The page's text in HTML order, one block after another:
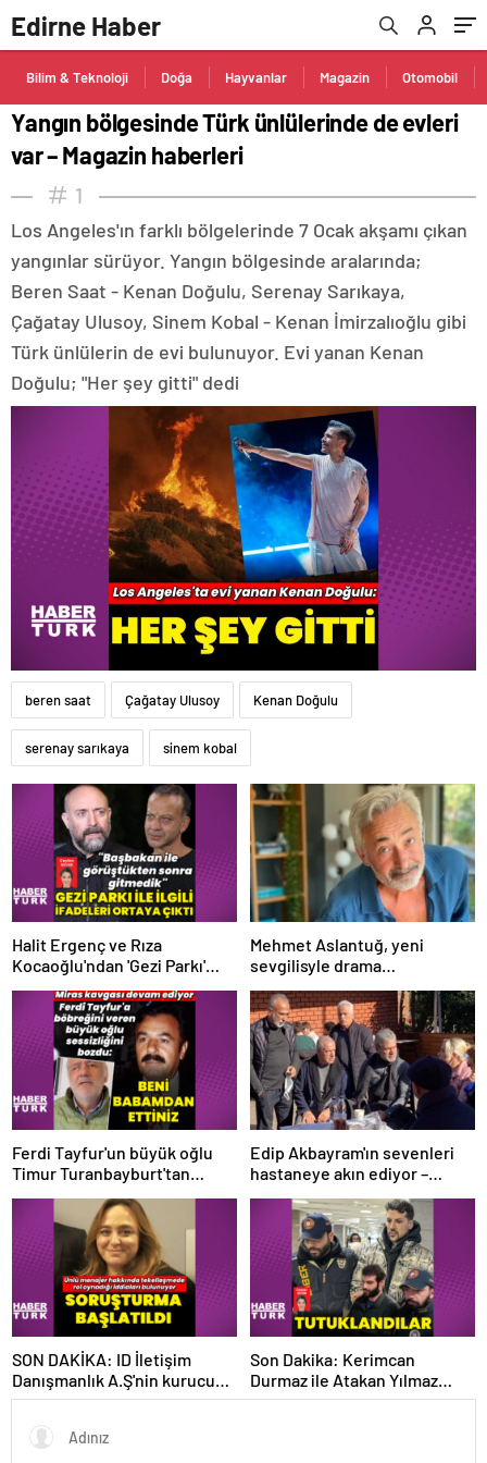
Edirne Haber
Bilim & Teknoloji Doğa Hayvanlar Magazin Otomobil
Yangın bölgesinde Türk ünlülerinde de evleri
var – Magazin haberleri
1
Los Angeles'ın farklı bölgelerinde 7 Ocak akşamı çıkan
yangınlar sürüyor. Yangın bölgesinde aralarında;
Beren Saat - Kenan Doğulu, Serenay Sarıkaya,
Çağatay Ulusoy, Sinem Kobal - Kenan İmirzalıoğlu gibi
Türk ünlülerin de evi bulunuyor. Evi yanan Kenan
Doğulu; "Her şey gitti" dedi
beren saat Çağatay Ulusoy Kenan Doğulu
serenay sarıkaya sinem kobal
Halit Ergenç ve Rıza
Kocaoğlu'ndan 'Gezi Parkı'
ifadesi – Magazin haberleri
Mehmet Aslantuğ, yeni
sevgilisyle drama
çalışmalarında tanıştı –
Magazin haberleri
Ferdi Tayfur'un büyük oğlu
Timur Turanbayburt'tan
Edip Akbayram'ın sevenleri
hastaneye akın ediyor –
SON DAKİKA: ID İletişim
Danışmanlık A.Ş'nin kurucusu
ve ortağı olan Ayşe Barım
başlatıldı
Son Dakika: Kerimcan
Durmaz ile Atakan Yılmaz
tutuklandı! Durmaz'ın